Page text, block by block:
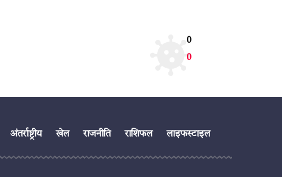
0
0
अंतर्राष्ट्रीय खेल राजनीति राशिफल लाइफस्टाइल